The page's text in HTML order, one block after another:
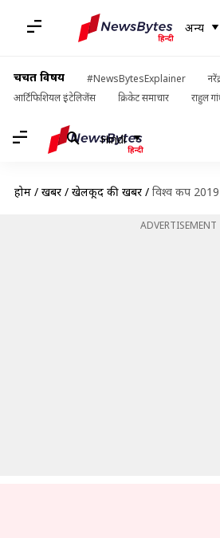
अन्य
चर्चित विषय #NewsBytesExplainer
आर्टिफिशियल इंटेलिजेंस
क्रिकेट समाचार राहुल
Hindi
होम / खबरें / खेलकूद की खबरें / विश्व कप 2019 में सभी 10
ADVERTISEMENT